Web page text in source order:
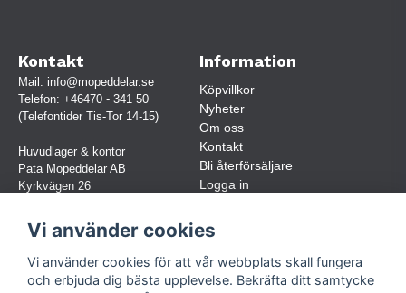
Kontakt
Mail: info@mopeddelar.se
Telefon: +46470 - 341 50
(Telefontider Tis-Tor 14-15)
Huvudlager & kontor
Pata Mopeddelar AB
Kyrkvägen 26
(OBS. Endast förbokade besök)
Org.nr:
559030-5248
Jur. namn: Pata Mopeddelar AB
Information
Köpvillkor
Nyheter
Om oss
Kontakt
Bli återförsäljare
Logga in
Vi använder cookies
Vi använder cookies för att vår webbplats skall fungera
och erbjuda dig bästa upplevelse. Bekräfta ditt samtycke